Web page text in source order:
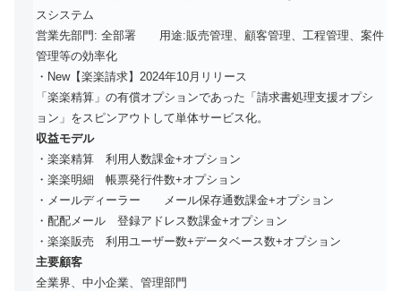
スシステム
営業先部門: 全部署 用途:販売管理、顧客管理、工程管理、案件
管理等の効率化
・New【楽楽請求】2024年10月リリース
「楽楽精算」の有償オプションであった「請求書処理支援オプシ
ョン」をスピンアウトして単体サービス化。
収益モデル
・楽楽精算 利用人数課金+オプション
・楽楽明細 帳票発行件数+オプション
・メールディーラー メール保存通数課金+オプション
・配配メール 登録アドレス数課金+オプション
・楽楽販売 利用ユーザー数+データベース数+オプション
主要顧客
全業界、中小企業、管理部門